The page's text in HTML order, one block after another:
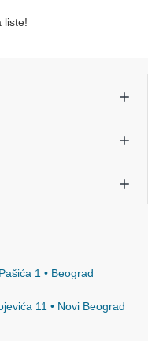
liste!
1 • Beograd
11 • Novi Beograd